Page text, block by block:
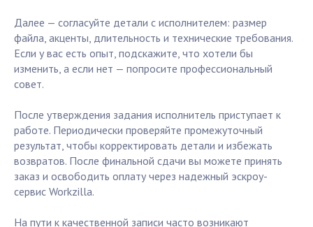
Далее — согласуйте детали с исполнителем: размер
файла, акценты, длительность и технические требования.
Если у вас есть опыт, подскажите, что хотели бы
изменить, а если нет — попросите профессиональный
совет.
После утверждения задания исполнитель приступает к
работе. Периодически проверяйте промежуточный
результат, чтобы корректировать детали и избежать
возвратов. После финальной сдачи вы можете принять
заказ и освободить оплату через надежный эскроу-
сервис Workzilla.
На пути к качественной записи часто возникают